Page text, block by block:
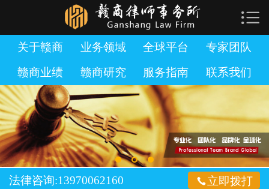
 网站首页
关于赣商
业务领域
专家团队
赣商业绩

关于赣商 业务领域 全球平台
专家团队
赣商业绩
赣商研究 服务指南 联系我们
立即拨打
法律咨询:13970062160